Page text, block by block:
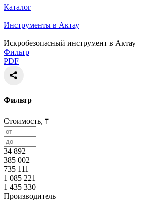
Каталог
–
Инструменты в Актау
–
Искробезопасный инструмент в Актау
Фильтр
PDF
Фильтр
Стоимость, ₸
34 892
385 002
735 111
1 085 221
1 435 330
Производитель